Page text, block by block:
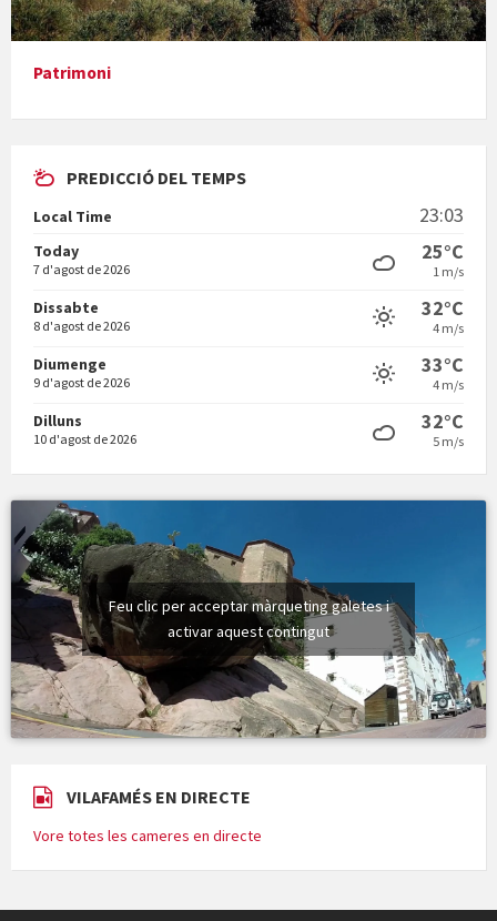
En Bum
Vermuts a la Font. Arre-ak
Patrimoni
PREDICCIÓ DEL TEMPS
23:03
Today 25°C
1 m/s
Dissabte 32°C
4 m/s
Diumenge 33°C
4 m/s
Dilluns 32°C
5 m/s
Feu clic per acceptar màrqueting galetes i
activar aquest contingut
VILAFAMÉS EN DIRECTE